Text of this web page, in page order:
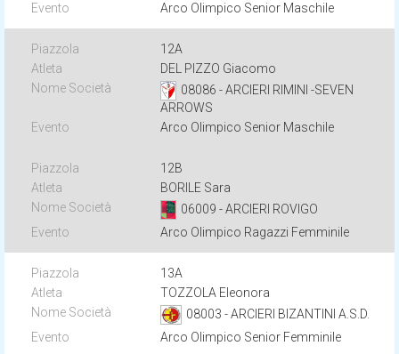
Arco Olimpico Senior Maschile
12A
DEL PIZZO Giacomo
08086 - ARCIERI RIMINI -SEVEN
ARROWS
Arco Olimpico Senior Maschile
12B
BORILE Sara
06009 - ARCIERI ROVIGO
Arco Olimpico Ragazzi Femminile
13A
TOZZOLA Eleonora
08003 - ARCIERI BIZANTINI A.S.D.
Arco Olimpico Senior Femminile